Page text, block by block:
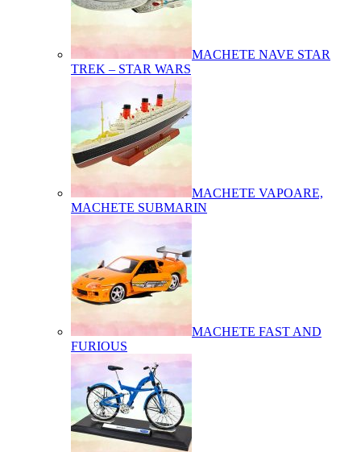
MACHETE NAVE STAR
TREK – STAR WARS
MACHETE VAPOARE,
MACHETE SUBMARIN
MACHETE FAST AND
FURIOUS